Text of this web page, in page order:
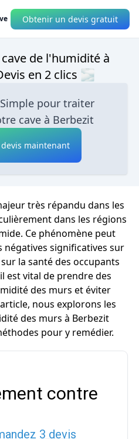
Obtenir un devis gratuit
de l'humidité à
en 2 clics 🌫
pour traiter
cave à Berbezit
maintenant
très répandu dans les
dans les régions
Ce phénomène peut
négatives significatives sur
la santé des occupants
est vital de prendre des
des murs et éviter
nous explorons les
des murs à Berbezit
pour y remédier.
contre
3 devis